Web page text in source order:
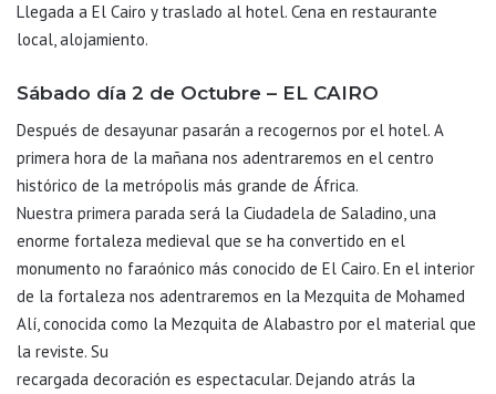
Llegada a El Cairo y traslado al hotel. Cena en restaurante
local, alojamiento.
Sábado día 2 de Octubre – EL CAIRO
Después de desayunar pasarán a recogernos por el hotel. A
primera hora de la mañana nos adentraremos en el centro
histórico de la metrópolis más grande de África.
Nuestra primera parada será la Ciudadela de Saladino, una
enorme fortaleza medieval que se ha convertido en el
monumento no faraónico más conocido de El Cairo. En el interior
de la fortaleza nos adentraremos en la Mezquita de Mohamed
Alí, conocida como la Mezquita de Alabastro por el material que
la reviste. Su
recargada decoración es espectacular. Dejando atrás la